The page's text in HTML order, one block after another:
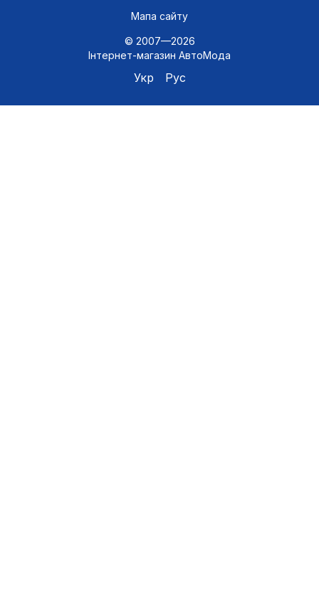
Мапа сайту
© 2007—2026
Інтернет-магазин АвтоМода
Укр Рус